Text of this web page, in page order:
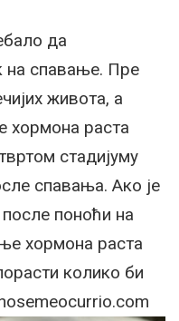
да
на спавање. Пре
живота, а
хормона раста
стадијуму
спавања. Ако је
поноћи на
хормона раста
колико би